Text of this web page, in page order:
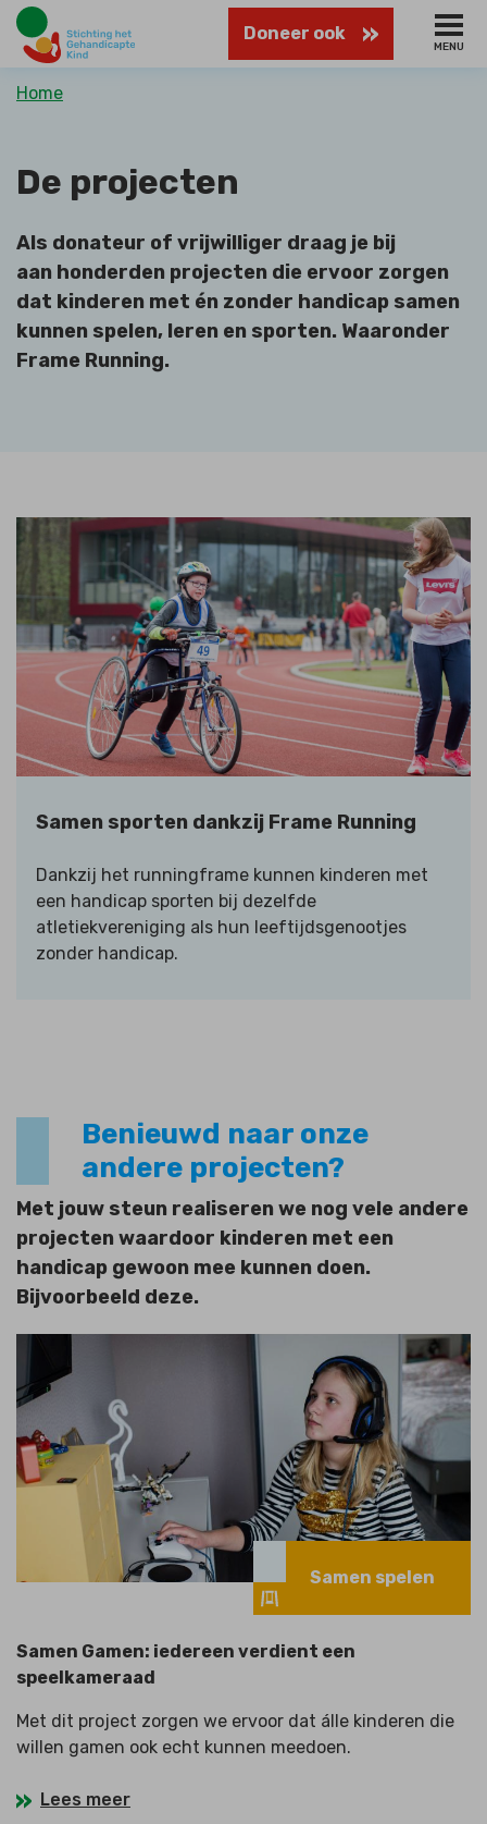
Naar
hoofdinhoud
Doneer ook
MENU
Kruimelpad
Home
De projecten
Als donateur of vrijwilliger draag je bij
aan honderden projecten die ervoor zorgen
dat kinderen met én zonder handicap samen
kunnen spelen, leren en sporten. Waaronder
Frame Running.
Samen sporten dankzij Frame Running
Dankzij het runningframe kunnen kinderen met
een handicap sporten bij dezelfde
atletiekvereniging als hun leeftijdsgenootjes
zonder handicap.
Benieuwd naar onze
andere projecten?
Met jouw steun realiseren we nog vele andere
projecten waardoor kinderen met een
handicap gewoon mee kunnen doen.
Bijvoorbeeld deze.
Samen spelen
Samen Gamen: iedereen verdient een
speelkameraad
Met dit project zorgen we ervoor dat álle kinderen die
willen gamen ook echt kunnen meedoen.
Lees meer